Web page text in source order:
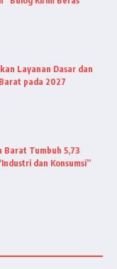
Layanan Dasar dan
pada 2027
Barat Tumbuh 5,73
dan Konsumsi”